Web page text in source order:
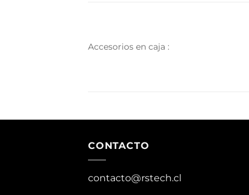
Accesorios en caja :
CONTACTO
contacto@rstech.cl